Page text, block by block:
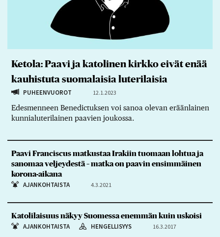
Ketola: Paavi ja katolinen kirkko eivät enää
kauhistuta suomalaisia luterilaisia
PUHEENVUOROT 12.1.2023
Edesmenneen Benedictuksen voi sanoa olevan eräänlainen
kunnialuterilainen paavien joukossa.
Paavi Franciscus matkustaa Irakiin tuomaan lohtua ja
sanomaa veljeydestä – matka on paavin ensimmäinen
korona-aikana
AJANKOHTAISTA 4.3.2021
Katolilaisuus näkyy Suomessa enemmän kuin uskoisi
AJANKOHTAISTA HENGELLISYYS 16.3.2017